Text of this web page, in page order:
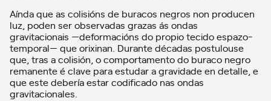
Aínda que as colisións de buracos negros non producen
luz, poden ser observadas grazas ás ondas
gravitacionais —deformacións do propio tecido espazo-
temporal— que orixinan. Durante décadas postulouse
que, tras a colisión, o comportamento do buraco negro
remanente é clave para estudar a gravidade en detalle, e
que este debería estar codificado nas ondas
gravitacionales.